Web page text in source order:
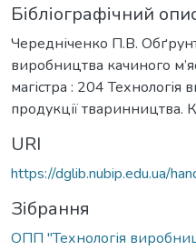
Бібліографічний
Чередніченко П.В.
виробництва качиного
магістра : 204
продукції тваринництва.
URI
https://dglib.nubip.edu.ua/
Зібрання
ОПП "Технологія